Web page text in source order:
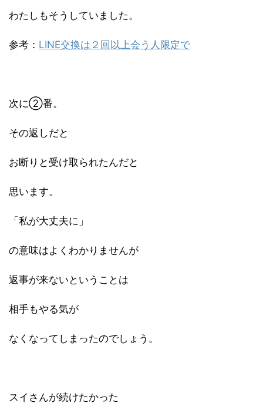
わたしもそうしていました。
参考： LINE交換は２回以上会う人限定で
次に②番。
その返しだと
お断りと受け取られたんだと
思います。
「 私が大丈夫に」
の意味はよくわかりませんが
返事が来ないということは
相手もやる気が
なくなってしまったのでしょう。
スイさんが続けたかった